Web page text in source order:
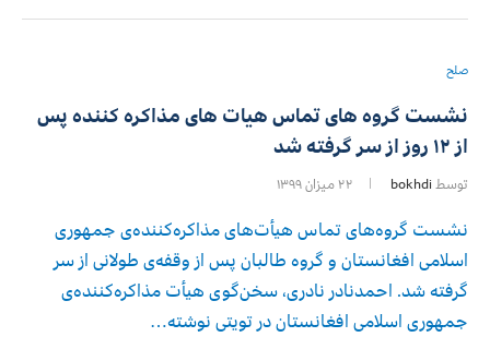
صلح
نشست گروه های تماس هیات های مذاکره کننده پس
از ۱۲ روز از سر گرفته شد
توسط bokhdi ۲۲ میزان ۱۳۹۹
نشست گروه‌های تماس هیأت‌های مذاکره‌کننده‌ی جمهوری
اسلامی افغانستان و گروه طالبان پس از وقفه‌ی طولانی از سر
گرفته شد. احمدنادر نادری، سخن‌گوی هیأت مذاکره‌کننده‌ی
جمهوری اسلامی افغانستان در تویتی نوشته…